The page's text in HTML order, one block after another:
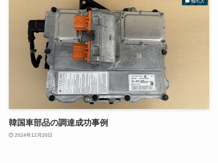
韓国車部品の調達成功事例
2024年12月20日